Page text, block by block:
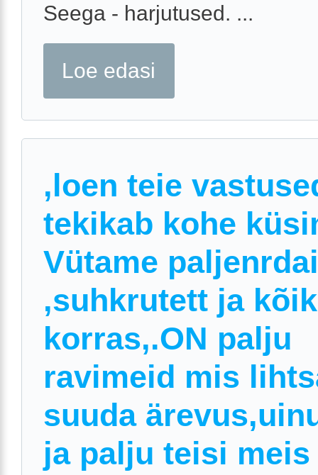
Seega - harjutused. ...
Loe edasi
,loen teie
tekikab kohe
Vütame
,suhkrutett ja
korras,.ON palju
ravimeid mis
suuda
ja palju teisi meis